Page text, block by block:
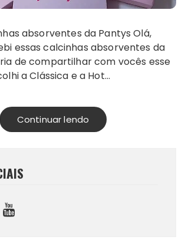
essas calcinhas absorventes da
de compartilhar com vocês esse
a Clássica e a Hot…
Continuar lendo